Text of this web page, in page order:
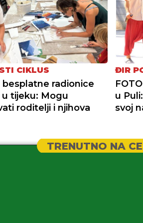
CIKLUS
besplatne radionice
u tijeku: Mogu
roditelji i njihova
ĐIR
u
svoj
TRENUTNO NA